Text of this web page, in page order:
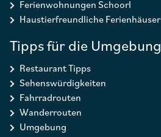
Ferienwohnungen Schoorl
Haustierfreundliche Ferienhäuser
Tipps für die Umgebung
Restaurant Tipps
Sehenswürdigkeiten
Fahrradrouten
Wanderrouten
Umgebung